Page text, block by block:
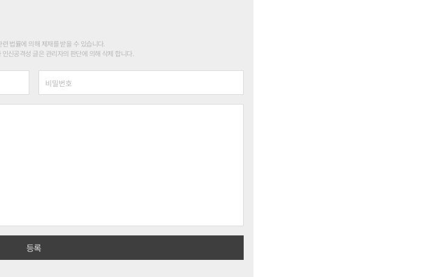
법률에 의해 제재를 받을 수 있습니다.
신공격성 글은 관리자의 판단에 의해 삭제 합니다.